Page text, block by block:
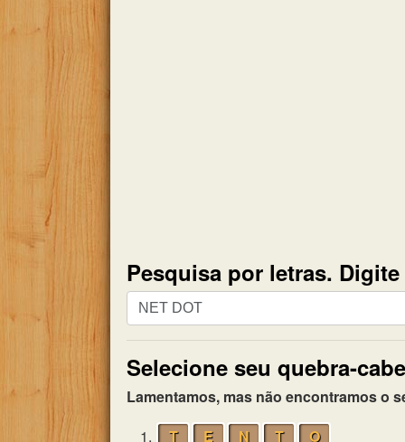
Pesquisa por letras.
Pesquisa
por
letras.
Digite
todas
as
letras
Selecione seu quebra-
Lamentamos, mas não encontramos o
1.
T E N T
O